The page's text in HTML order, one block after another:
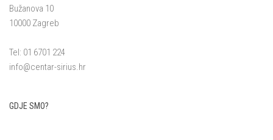
Bužanova 10
10000 Zagreb
Tel: 01 6701 224
info@centar-sirius.hr
GDJE SMO?